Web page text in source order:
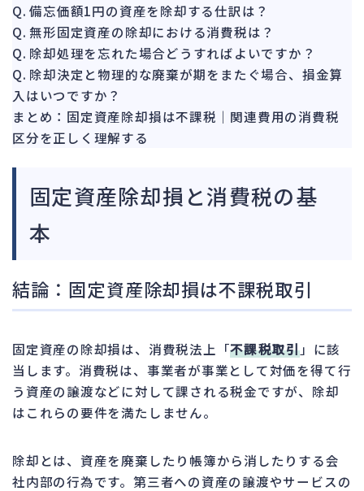
換価・競売 55
Q. 備忘価額1円の資産を除却する仕訳は？
Q. 無形固定資産の除却における消費税は？
Q. 除却処理を忘れた場合どうすればよいですか？
Q. 除却決定と物理的な廃棄が期をまたぐ場合、損金算
入はいつですか？
まとめ：固定資産除却損は不課税｜関連費用の消費税
区分を正しく理解する
固定資産除却損と消費税の基
本
結論：固定資産除却損は不課税取引
固定資産の除却損は、消費税法上「不課税取引」に該
当します。消費税は、事業者が事業として対価を得て行
う資産の譲渡などに対して課される税金ですが、除却
はこれらの要件を満たしません。
除却とは、資産を廃棄したり帳簿から消したりする会
社内部の行為です。第三者への資産の譲渡やサービスの